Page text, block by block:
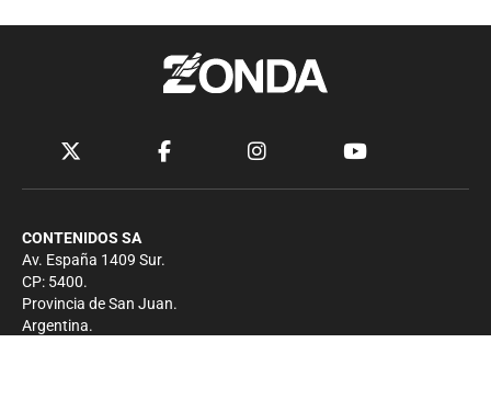
CONTENIDOS SA
Av. España 1409 Sur.
CP: 5400.
Provincia de San Juan.
Argentina.